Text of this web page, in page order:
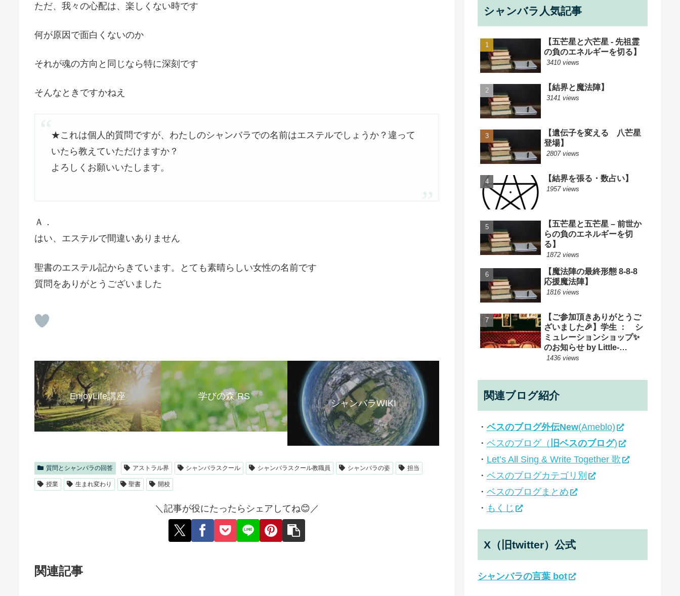
ただ、我々の心配は、楽しくない時です
何が原因で面白くないのか
それが魂の方向と同じなら特に深刻です
そんなときですかねえ
★これは個人的質問ですが、わたしのシャンバラでの名前はエステルでしょうか？違って
いたら教えていただけますか？
よろしくお願いいたします。
Ａ．
はい、エステルで間違いありません
聖書のエステル記からきています。とても素晴らしい女性の名前です
質問をありがとうございました
EnjoyLife講座 学びの森 RS
シャンバラWIKI
質問とシャンバラの回答 アストラル界 シャンバラスクール シャンバラスクール教職員 シャンバラの姿 担当
授業 生まれ変わり 聖書 開校
＼記事が役にたったらシェアしてね😊／
関連記事
シャンバラ人気記事
【五芒星と六芒星 - 先祖霊
の負のエネルギーを切る】
3410 views
【結界と魔法陣】
3141 views
【遺伝子を変える 八芒星
登場】
2807 views
【結界を張る・数占い】
1957 views
【五芒星と五芒星 – 前世か
らの負のエネルギーを切
る】
1872 views
【魔法陣の最終形態 8-8-8
応援魔法陣】
1816 views
【ご参加頂きありがとうご
ざいました🎉】学生 ： シ
ミュレーションショップ✨
のお知らせ by Little-
Cooking
1436 views
関連ブログ紹介
・ ベスのブログ外伝New(Ameblo)
・ ベスのブログ（ 旧ベスのブログ)
・ Let’s All Sing & Write Together 歌
・ ベスのブログカテゴリ別
・ ベスのブログまとめ
・ もくじ
X（旧twitter）公式
シャンバラの言葉 bot